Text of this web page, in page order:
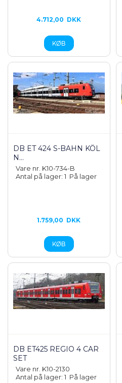
4.712,00 DKK
DB ET 424 S-BAHN KÖL
N...
Vare nr. K10-734-B
Antal på lager: 1 På lager
1.759,00 DKK
DB ET425 REGIO 4 CAR
SET
Vare nr. K10-2130
Antal på lager: 1 På lager